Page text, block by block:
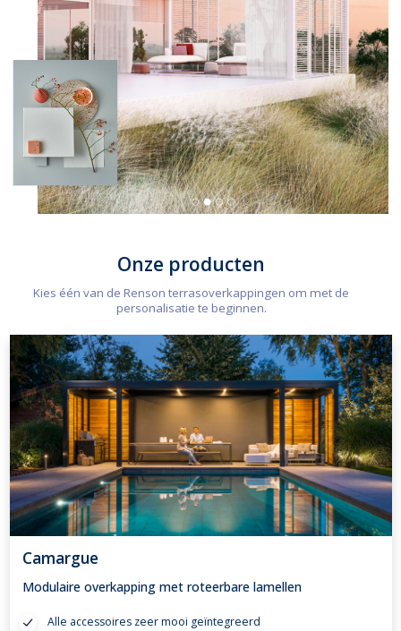
Onze producten
Kies één van de Renson terrasoverkappingen om met de
personalisatie te beginnen.
Camargue
Modulaire overkapping met roteerbare lamellen
Alle accessoires zeer mooi geïntegreerd